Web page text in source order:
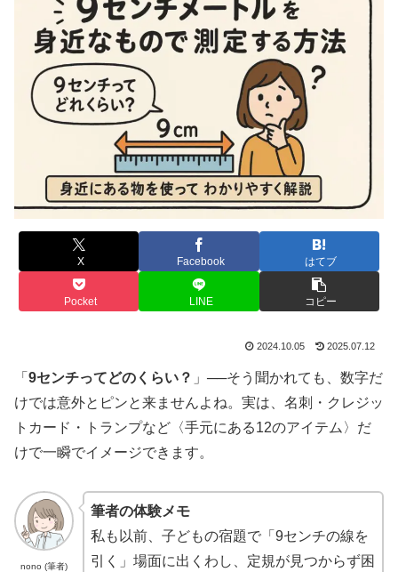
X Facebook はてブ
Pocket LINE コピー
2024.10.05 2025.07.12
「 9センチってどのくらい？ 」──そう聞かれても、数字だ
けでは意外とピンと来ませんよね。実は、名刺・クレジッ
トカード・トランプなど〈手元にある12のアイテム〉だ
けで一瞬でイメージできます。
nono (筆者)
筆者の体験メモ
私も以前、子どもの宿題で「9センチの線を
引く」場面に出くわし、定規が見つからず困